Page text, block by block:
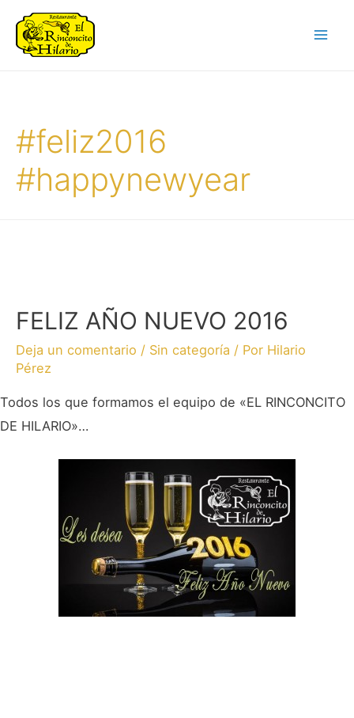
#feliz2016
#happynewyear
FELIZ AÑO NUEVO 2016
Deja un comentario / Sin categoría / Por Hilario
Pérez
Todos los que formamos el equipo de «EL RINCONCITO
DE HILARIO»…